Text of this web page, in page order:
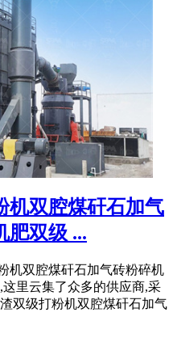
机双腔煤矸石加气
肥双级 ...
机双腔煤矸石加气砖粉碎机
里云集了众多的供应商,采
双级打粉机双腔煤矸石加气